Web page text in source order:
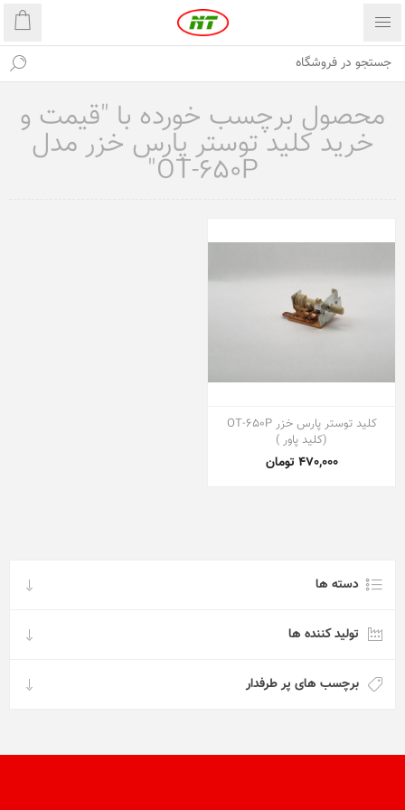
محصول برچسب خورده با "قیمت و
خرید کلید توستر پارس خزر مدل
OT-650P"
کلید توستر پارس خزر OT-650P
(کلید پاور )
470,000 تومان
دسته ها
تولید کننده ها
برچسب های پر طرفدار